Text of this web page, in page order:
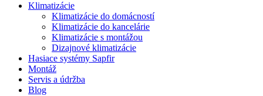
Klimatizácie
Klimatizácie do domácností
Klimatizácie do kancelárie
Klimatizácie s montážou
Dizajnové klimatizácie
Hasiace systémy Sapfir
Montáž
Servis a údržba
Blog